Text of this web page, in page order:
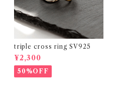
triple cross ring SV925
¥2,300
50%OFF